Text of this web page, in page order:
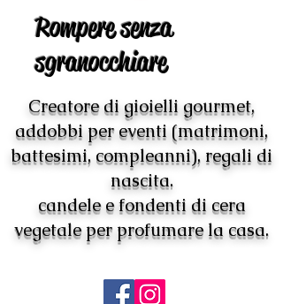
Rompere senza
sgranocchiare
Creatore di gioielli gourmet,
addobbi per eventi (matrimoni,
battesimi, compleanni), regali di
nascita.
candele e fondenti di cera
vegetale per profumare la casa.